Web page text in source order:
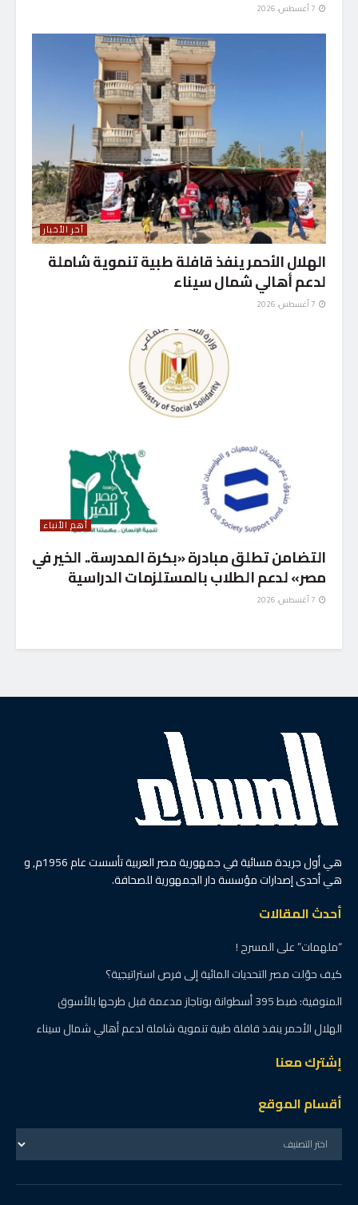
آخر الأخبار
الهلال الأحمر ينفذ قافلة طبية تنموية شاملة
لدعم أهالي شمال سيناء
أهم الأنباء
التضامن تطلق مبادرة «بكرة المدرسة.. الخير في
مصر» لدعم الطلاب بالمستلزمات الدراسية
هي أول جريدة مسائية في جمهورية مصر العربية تأسست عام 1956م, و
هي أحدى إصدارات مؤسسة دار الجمهورية للصحافة.
أحدث المقالات
“ملهمات” على المسرح !
كيف حوّلت مصر التحديات المائية إلى فرص استراتيجية؟
المنوفية: ضبط 395 أسطوانة بوتاجاز مدعمة قبل طرحها بالأسوق
الهلال الأحمر ينفذ قافلة طبية تنموية شاملة لدعم أهالي شمال سيناء
إشترك معنا
أقسام الموقع